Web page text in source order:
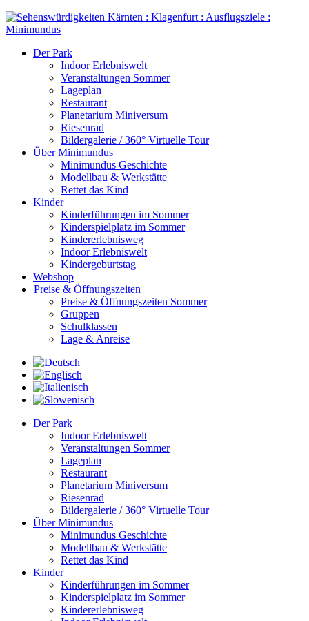
Der Park
Indoor Erlebniswelt
Veranstaltungen Sommer
Lageplan
Restaurant
Planetarium Miniversum
Riesenrad
Bildergalerie / 360° Virtuelle Tour
Über Minimundus
Minimundus Geschichte
Modellbau & Werkstätte
Rettet das Kind
Kinder
Kinderführungen im Sommer
Kinderspielplatz im Sommer
Kindererlebnisweg
Indoor Erlebniswelt
Kindergeburtstag
Webshop
Preise & Öffnungszeiten
Preise & Öffnungszeiten Sommer
Gruppen
Schulklassen
Lage & Anreise
Der Park
Indoor Erlebniswelt
Veranstaltungen Sommer
Lageplan
Restaurant
Planetarium Miniversum
Riesenrad
Bildergalerie / 360° Virtuelle Tour
Über Minimundus
Minimundus Geschichte
Modellbau & Werkstätte
Rettet das Kind
Kinder
Kinderführungen im Sommer
Kinderspielplatz im Sommer
Kindererlebnisweg